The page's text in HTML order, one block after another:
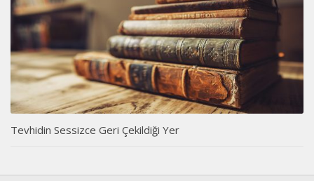
Tevhidin Sessizce Geri Çekildiği Yer